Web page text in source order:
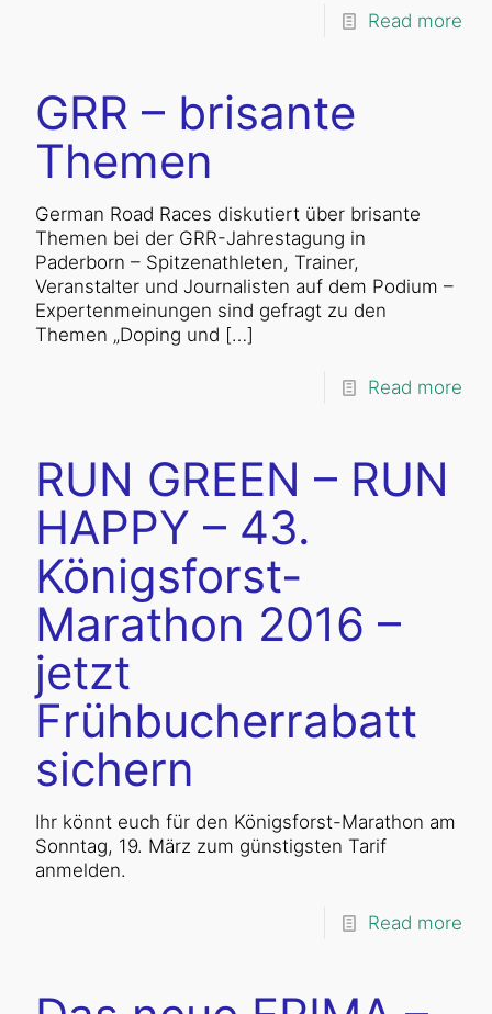
Read more
GRR – brisante
Themen
German Road Races diskutiert über brisante
Themen bei der GRR-Jahrestagung in
Paderborn – Spitzenathleten, Trainer,
Veranstalter und Journalisten auf dem Podium –
Expertenmeinungen sind gefragt zu den
Themen „Doping und […]
Read more
RUN GREEN – RUN
HAPPY – 43.
Königsforst-
Marathon 2016 –
jetzt
Frühbucherrabatt
sichern
Ihr könnt euch für den Königsforst-Marathon am
Sonntag, 19. März zum günstigsten Tarif
anmelden.
Read more